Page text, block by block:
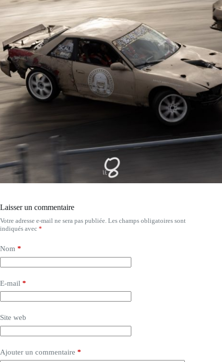
Laisser un commentaire
Votre adresse e-mail ne sera pas publiée. Les champs obligatoires sont
indiqués avec *
Nom *
E-mail *
Site web
Ajouter un commentaire *